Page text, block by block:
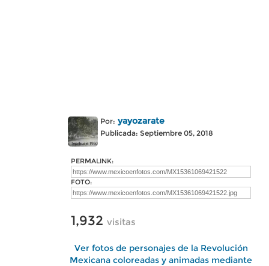
Por: yayozarate
Publicada: Septiembre 05, 2018
PERMALINK:
FOTO:
1,932 visitas
Ver fotos de personajes de la Revolución
Mexicana coloreadas y animadas mediante